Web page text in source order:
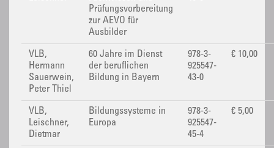
Prüfungsvorbereitung
zur AEVO für
Ausbilder
VLB,
Hermann
Sauerwein,
Peter Thiel
60 Jahre im Dienst
der beruflichen
Bildung in Bayern
978-3-
925547-
43-0
€ 10,00
VLB,
Leischner,
Dietmar
Bildungssysteme in
Europa
978-3-
925547-
45-4
€ 5,00